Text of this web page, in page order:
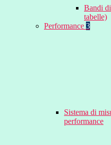
Bandi
tabelle)
Performance 3
Sistema di
performance